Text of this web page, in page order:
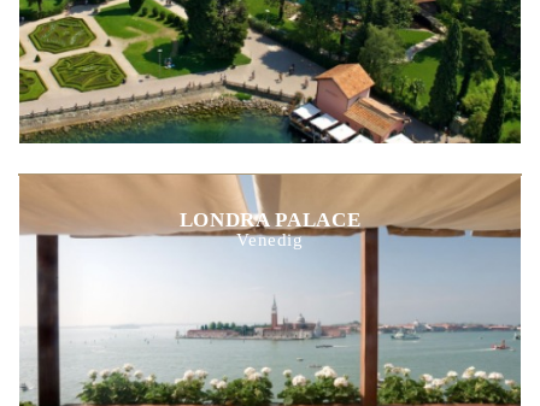
LONDRA PALACE
Venedig